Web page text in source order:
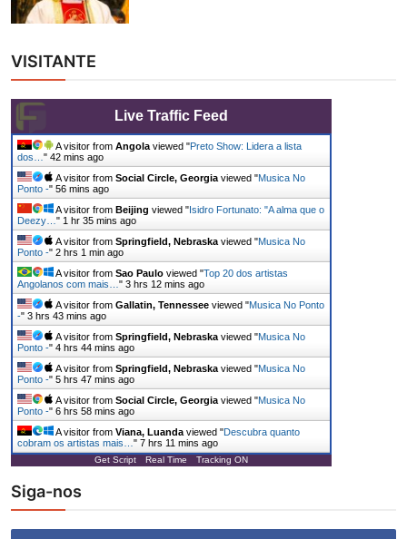
VISITANTE
Live Traffic Feed
A visitor from Angola viewed "Preto Show: Lidera a lista
dos… " 42 mins ago
A visitor from Social Circle, Georgia viewed "Musica No
Ponto -" 56 mins ago
A visitor from Beijing viewed "Isidro Fortunato: "A alma que o
Deezy… " 1 hr 35 mins ago
A visitor from Springfield, Nebraska viewed "Musica No
Ponto -" 2 hrs 1 min ago
A visitor from Sao Paulo viewed "Top 20 dos artistas
Angolanos com mais… " 3 hrs 12 mins ago
A visitor from Gallatin, Tennessee viewed "Musica No Ponto
-" 3 hrs 43 mins ago
A visitor from Springfield, Nebraska viewed "Musica No
Ponto -" 4 hrs 44 mins ago
A visitor from Springfield, Nebraska viewed "Musica No
Ponto -" 5 hrs 47 mins ago
A visitor from Social Circle, Georgia viewed "Musica No
Ponto -" 6 hrs 58 mins ago
A visitor from Viana, Luanda viewed "Descubra quanto
cobram os artistas mais… " 7 hrs 11 mins ago
Get Script Real Time Tracking ON
Siga-nos